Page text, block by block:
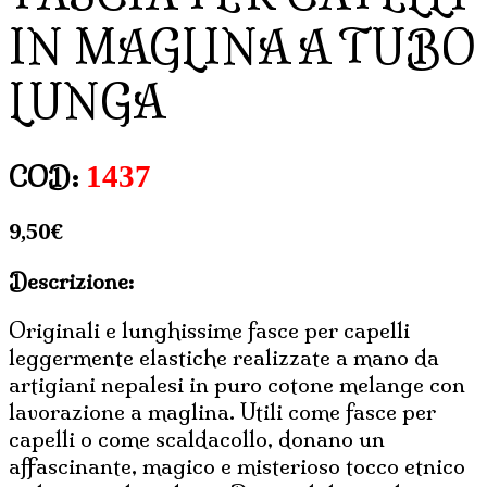
IN MAGLINA A TUBO
LUNGA
COD: 1437
9,50€
Descrizione:
Originali e lunghissime fasce per capelli
leggermente elastiche realizzate a mano da
artigiani nepalesi in puro cotone melange con
lavorazione a maglina. Utili come fasce per
capelli o come scaldacollo, donano un
affascinante, magico e misterioso tocco etnico